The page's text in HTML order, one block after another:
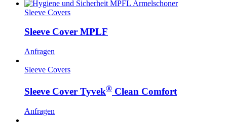
Sleeve Covers
Sleeve Cover MPLF
Anfragen
Sleeve Covers
Sleeve Cover Tyvek® Clean Comfort
Anfragen